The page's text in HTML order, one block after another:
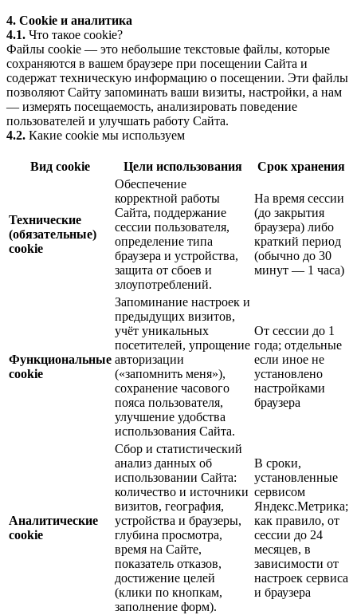
4. Cookie и аналитика
4.1. Что такое cookie?
Файлы cookie — это небольшие текстовые файлы, которые
сохраняются в вашем браузере при посещении Сайта и
содержат техническую информацию о посещении. Эти файлы
позволяют Сайту запоминать ваши визиты, настройки, а нам
— измерять посещаемость, анализировать поведение
пользователей и улучшать работу Сайта.
4.2. Какие cookie мы используем
Вид cookie Цели использования Срок хранения
Технические
(обязательные)
cookie
Обеспечение
корректной работы
Сайта, поддержание
сессии пользователя,
определение типа
браузера и устройства,
защита от сбоев и
злоупотреблений.
На время сессии
(до закрытия
браузера) либо
краткий период
(обычно до 30
минут — 1 часа)
Функциональные
cookie
Запоминание настроек и
предыдущих визитов,
учёт уникальных
посетителей, упрощение
авторизации
(«запомнить меня»),
сохранение часового
пояса пользователя,
улучшение удобства
использования Сайта.
От сессии до 1
года; отдельные
если иное не
установлено
настройками
браузера
Аналитические
cookie
Сбор и статистический
анализ данных об
использовании Сайта:
количество и источники
визитов, география,
устройства и браузеры,
глубина просмотра,
время на Сайте,
показатель отказов,
достижение целей
(клики по кнопкам,
заполнение форм).
В сроки,
установленные
сервисом
Яндекс.Метрика;
как правило, от
сессии до 24
месяцев, в
зависимости от
настроек сервиса
и браузера